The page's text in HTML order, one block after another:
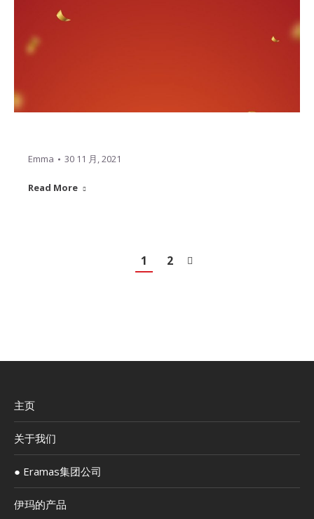
Emma 30 11 月, 2021
Read More
1 2
主页
关于我们
● Eramas集团公司
伊玛的产品